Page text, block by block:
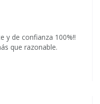
y de confianza 100%!!
que razonable.